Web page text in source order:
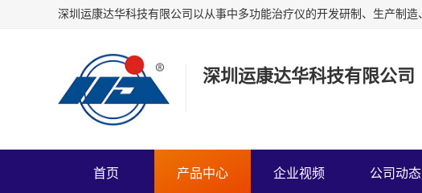
深圳运康达华科技有限公司
首页 产品中心 企业视频 公司动态